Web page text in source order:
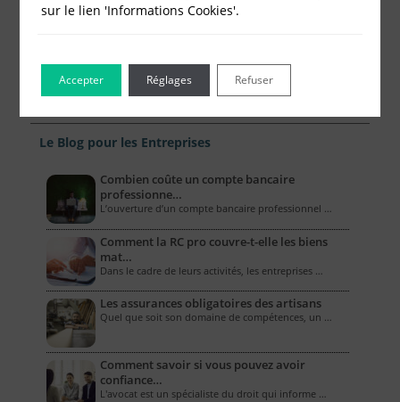
Le Blog pour les Entreprises
Combien coûte un compte bancaire
professionne…
L’ouverture d’un compte bancaire professionnel …
Comment la RC pro couvre-t-elle les biens
mat…
Dans le cadre de leurs activités, les entreprises …
Les assurances obligatoires des artisans
Quel que soit son domaine de compétences, un …
Comment savoir si vous pouvez avoir
confiance…
L'avocat est un spécialiste du droit qui informe …
sur le lien 'Informations Cookies'.
Accepter Refuser
Réglages